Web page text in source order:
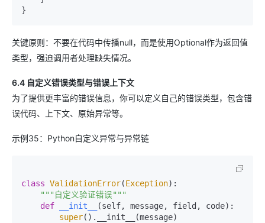
关键原则：不要在代码中传播null，而是使用Optional作为返回值
类型，强迫调用者处理缺失情况。
6.4 自定义错误类型与错误上下文
为了提供更丰富的错误信息，你可以定义自己的错误类型，包含错
误代码、上下文、原始异常等。
示例35：Python自定义异常与异常链
class ValidationError(Exception):
"""自定义验证错误"""
def
__init__ (self, message, field, code):
super().__init__(message)